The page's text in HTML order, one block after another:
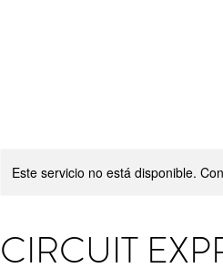
Este servicio no está disponible.
CIRCUIT